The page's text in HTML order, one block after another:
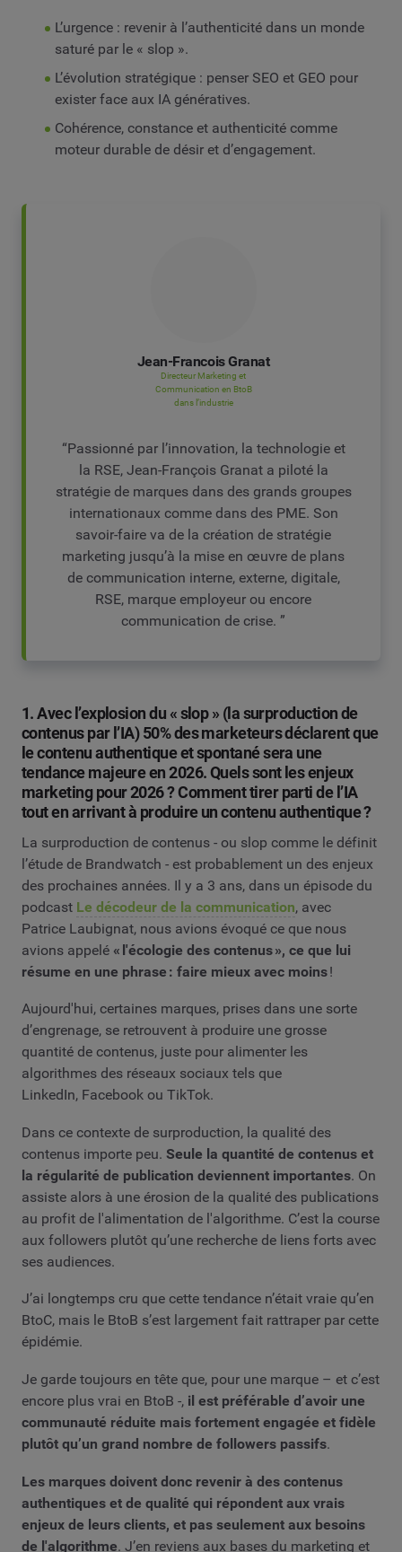
L’urgence : revenir à l’authenticité dans un monde
saturé par le « slop ».
L’évolution stratégique : penser SEO et GEO pour
exister face aux IA génératives.
Cohérence, constance et authenticité comme
moteur durable de désir et d’engagement.
Jean-Francois Granat
Directeur Marketing et
Communication en BtoB
dans l’industrie
“Passionné par l’innovation, la technologie et
la RSE, Jean-François Granat a piloté la
stratégie de marques dans des grands groupes
internationaux comme dans des PME. Son
savoir-faire va de la création de stratégie
marketing jusqu’à la mise en œuvre de plans
de communication interne, externe, digitale,
RSE, marque employeur ou encore
communication de crise. ”
1. Avec l’explosion du « slop » (la surproduction de
contenus par l’IA) 50% des marketeurs déclarent que
le contenu authentique et spontané sera une
tendance majeure en 2026. Quels sont les enjeux
marketing pour 2026 ? Comment tirer parti de l’IA
tout en arrivant à produire un contenu authentique ?
La surproduction de contenus - ou slop comme le définit
l’étude de Brandwatch - est probablement un des enjeux
des prochaines années. Il y a 3 ans, dans un épisode du
podcast Le décodeur de la communication, avec
Patrice Laubignat, nous avions évoqué ce que nous
avions appelé « l'écologie des contenus », ce que lui
résume en une phrase : faire mieux avec moins!
Aujourd'hui, certaines marques, prises dans une sorte
d’engrenage, se retrouvent à produire une grosse
quantité de contenus, juste pour alimenter les
algorithmes des réseaux sociaux tels que
LinkedIn, Facebook ou TikTok.
Dans ce contexte de surproduction, la qualité des
contenus importe peu. Seule la quantité de contenus et
la régularité de publication deviennent importantes. On
assiste alors à une érosion de la qualité des publications
au profit de l'alimentation de l'algorithme. C’est la course
aux followers plutôt qu’une recherche de liens forts avec
ses audiences.
J’ai longtemps cru que cette tendance n’était vraie qu’en
BtoC, mais le BtoB s’est largement fait rattraper par cette
épidémie.
Je garde toujours en tête que, pour une marque – et c’est
encore plus vrai en BtoB -, il est préférable d’avoir une
communauté réduite mais fortement engagée et fidèle
plutôt qu’un grand nombre de followers passifs.
Les marques doivent donc revenir à des contenus
authentiques et de qualité qui répondent aux vrais
enjeux de leurs clients, et pas seulement aux besoins
de l'algorithme. J’en reviens aux bases du marketing et